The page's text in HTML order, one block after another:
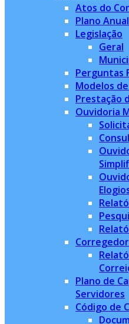
Atos do
Plano
Legislação
Geral
Perguntas
Modelos
Prestação
Ouvidoria
Plano de
Servidores
Código de